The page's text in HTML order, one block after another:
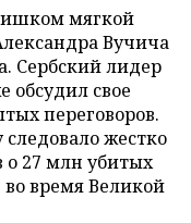
мягкой
Вучича
Сербский лидер
обсудил свое
переговоров.
жестко
о 27 млн убитых
время Великой